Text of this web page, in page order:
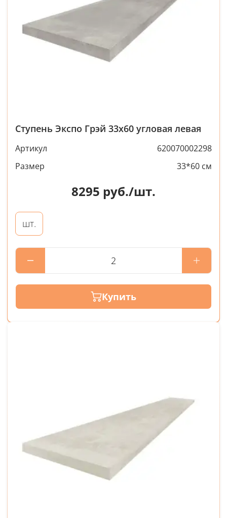
Ступень Экспо Грэй 33x60 угловая левая
Артикул
620070002298
Размер
33*60 см
8295 руб./шт.
шт.
Купить